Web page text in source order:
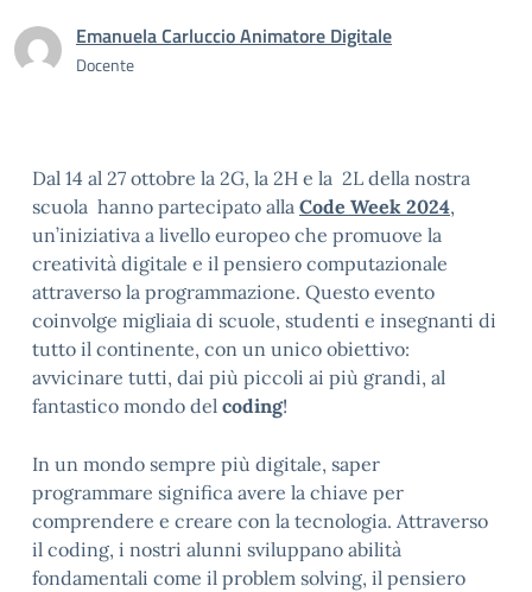
Emanuela Carluccio Animatore Digitale
Docente
Dal 14 al 27 ottobre la 2G, la 2H e la 2L della nostra
scuola hanno partecipato alla Code Week 2024,
un’iniziativa a livello europeo che promuove la
creatività digitale e il pensiero computazionale
attraverso la programmazione. Questo evento
coinvolge migliaia di scuole, studenti e insegnanti di
tutto il continente, con un unico obiettivo:
avvicinare tutti, dai più piccoli ai più grandi, al
fantastico mondo del coding!
In un mondo sempre più digitale, saper
programmare significa avere la chiave per
comprendere e creare con la tecnologia. Attraverso
il coding, i nostri alunni sviluppano abilità
fondamentali come il problem solving, il pensiero